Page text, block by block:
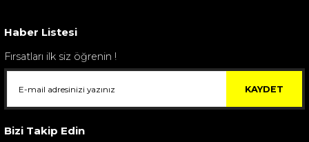
Haber Listesi
Fırsatları ilk siz öğrenin !
KAYDET
Bizi Takip Edin